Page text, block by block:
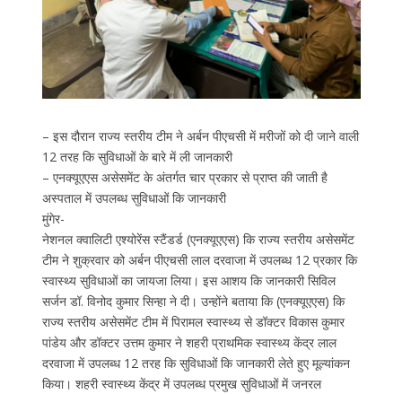
– इस दौरान राज्य स्तरीय टीम ने अर्बन पीएचसी में मरीजों को दी जाने वाली
12 तरह कि सुविधाओं के बारे में ली जानकारी
– एनक्यूएएस असेसमेंट के अंतर्गत चार प्रकार से प्राप्त की जाती है
अस्पताल में उपलब्ध सुविधाओं कि जानकारी
मुंगेर-
नेशनल क्वालिटी एश्योरेंस स्टैंडर्ड (एनक्यूएएस) कि राज्य स्तरीय असेसमेंट
टीम ने शुक्रवार को अर्बन पीएचसी लाल दरवाजा में उपलब्ध 12 प्रकार कि
स्वास्थ्य सुविधाओं का जायजा लिया। इस आशय कि जानकारी सिविल
सर्जन डॉ. विनोद कुमार सिन्हा ने दी। उन्होंने बताया कि (एनक्यूएएस) कि
राज्य स्तरीय असेसमेंट टीम में पिरामल स्वास्थ्य से डॉक्टर विकास कुमार
पांडेय और डॉक्टर उत्तम कुमार ने शहरी प्राथमिक स्वास्थ्य केंद्र लाल
दरवाजा में उपलब्ध 12 तरह कि सुविधाओं कि जानकारी लेते हुए मूल्यांकन
किया। शहरी स्वास्थ्य केंद्र में उपलब्ध प्रमुख सुविधाओं में जनरल